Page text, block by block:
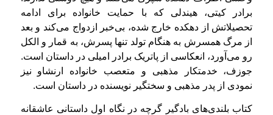
برادر کیتی، هیندلی که با حمایت خانواده برای ادامه
تحصیلاتش از دهکده خارج شده، بی‌خبر ازدواج می‌کند و بعد
از مرگ همسرش به هنگام تولد تنها پسرش، به قمار و الکل
رو می‌آورد، انعکاسی از پاتریک برادر امیلی در داستان است.
جوزف، خدمتکار مذهبی و متعصب خانواده‌ ارنشاو نیز
نمودی از پدر مذهبی و سختگیر نویسنده در داستان است.
كتاب بلندی‌های بادگیر گرچه در نگاه اول داستانی عاشقانه